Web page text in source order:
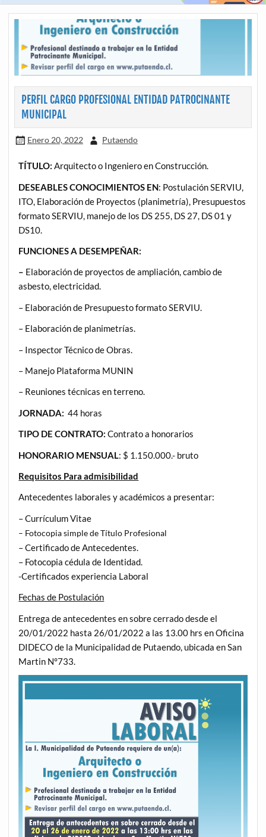
PERFIL CARGO PROFESIONAL ENTIDAD PATROCINANTE
MUNICIPAL
Enero 20, 2022 Putaendo
TÍTULO: Arquitecto o Ingeniero en Construcción.
DESEABLES CONOCIMIENTOS EN: Postulación SERVIU,
ITO, Elaboración de Proyectos (planimetría), Presupuestos
formato SERVIU, manejo de los DS 255, DS 27, DS 01 y
DS10.
FUNCIONES A DESEMPEÑAR:
– Elaboración de proyectos de ampliación, cambio de
asbesto, electricidad.
– Elaboración de Presupuesto formato SERVIU.
– Elaboración de planimetrías.
– Inspector Técnico de Obras.
– Manejo Plataforma MUNIN
– Reuniones técnicas en terreno.
JORNADA:44 horas
TIPO DE CONTRATO:Contrato a honorarios
HONORARIO MENSUAL : $ 1.150.000.- bruto
Requisitos Para admisibilidad
Antecedentes laborales y académicos a presentar:
– Currículum Vitae
– Fotocopia simple de Título Profesional
– Certificado de Antecedentes.
– Fotocopia cédula de Identidad.
-Certificados experiencia Laboral
Fechas de Postulación
Entrega de antecedentes en sobre cerrado desde el
20/01/2022 hasta 26/01/2022 a las 13.00 hrs en Oficina
DIDECO de la Municipalidad de Putaendo, ubicada en San
Martin N°733.